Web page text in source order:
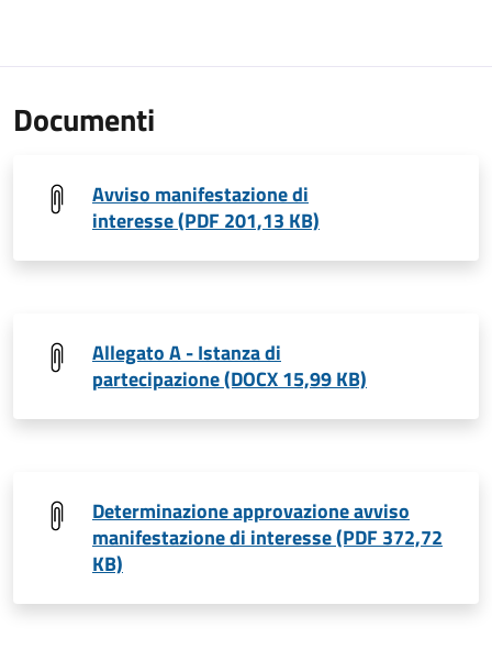
Documenti
Avviso manifestazione di
interesse (PDF 201,13 KB)
Allegato A - Istanza di
partecipazione (DOCX 15,99 KB)
Determinazione approvazione avviso
manifestazione di interesse (PDF 372,72
KB)